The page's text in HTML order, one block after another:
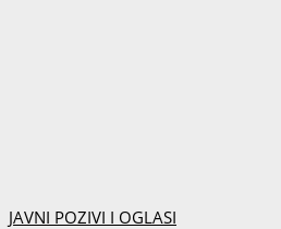
JAVNI POZIVI I OGLASI